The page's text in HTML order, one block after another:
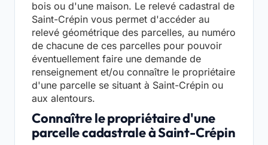
bois ou d'une maison. Le relevé cadastral de
Saint-Crépin vous permet d'accéder au
relevé géométrique des parcelles, au numéro
de chacune de ces parcelles pour pouvoir
éventuellement faire une demande de
renseignement et/ou connaître le propriétaire
d'une parcelle se situant à Saint-Crépin ou
aux alentours.
Connaître le propriétaire d'une
parcelle cadastrale à Saint-Crépin